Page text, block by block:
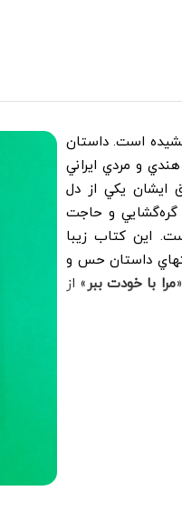
است. داستان
و مردي ايراني
ايشان يكي از دل
گره‌گشايي و حاجت
اين كتاب زيبا
داستان حس و
مرا با خودت ببر» از